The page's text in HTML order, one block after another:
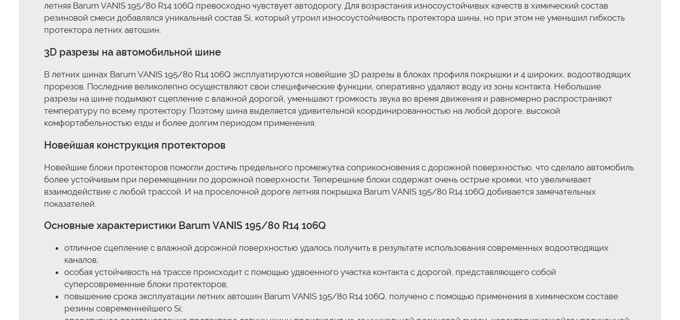
летняя Barum VANIS 195/80 R14 106Q превосходно чувствует автодорогу. Для возрастания износоустойчивых качеств в химический состав
резиновой смеси добавлялся уникальный состав Si, который утроил износоустойчивость протектора шины, но при этом не уменьшил гибкость
протектора летних автошин.
3D разрезы на автомобильной шине
В летних шинах Barum VANIS 195/80 R14 106Q эксплуатируются новейшие 3D разрезы в блоках профиля покрышки и 4 широких, водоотводящих
прорезов. Последние великолепно осуществляют свои специфические функции, оперативно удаляют воду из зоны контакта. Небольшие
разрезы на шине подымают сцепление с влажной дорогой, уменьшают громкость звука во время движения и равномерно распространяют
температуру по всему протектору. Поэтому шина выделяется удивительной координированностью на любой дороге, высокой
комфортабельностью езды и более долгим периодом применения.
Новейшая конструкция протекторов
Новейшие блоки протекторов помогли достичь предельного промежутка соприкосновения с дорожной поверхностью, что сделало автомобиль
более устойчивым при перемещении по дорожной поверхности. Теперешние блоки содержат очень острые кромки, что увеличивает
взаимодействие с любой трассой. И на проселочной дороге летняя покрышка Barum VANIS 195/80 R14 106Q добивается замечательных
показателей.
Основные характеристики Barum VANIS 195/80 R14 106Q
отличное сцепление с влажной дорожной поверхностью удалось получить в результате использования современных водоотводящих
каналов;
особая устойчивость на трассе происходит с помощью удвоенного участка контакта с дорогой, представляющего собой
суперсовременные блоки протекторов;
повышение срока эксплуатации летних автошин Barum VANIS 195/80 R14 106Q, получено с помощью применения в химическом составе
резины современнейшего Si;